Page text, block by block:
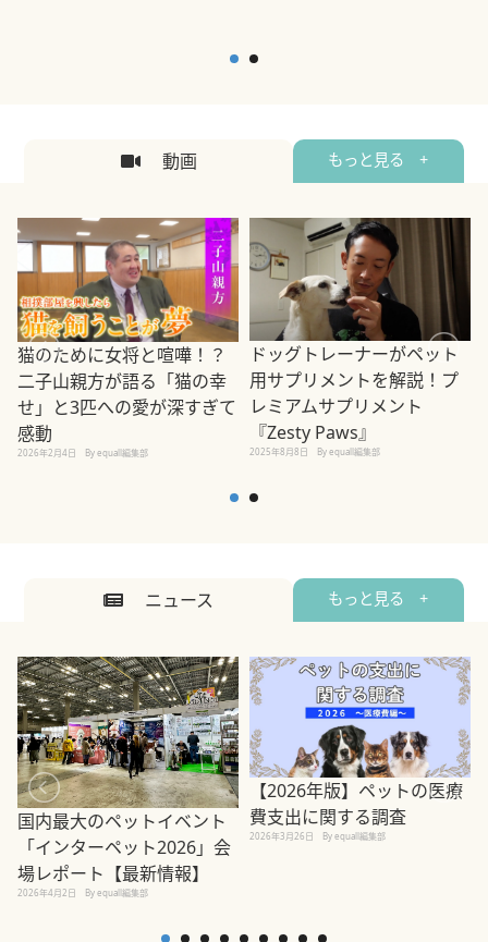
動画 もっと見る +
猫のために女将と喧嘩！？
二子山親方が語る「猫の幸
せ」と3匹への愛が深すぎて
感動
2026年2月4日 By equall編集部
ドッグトレーナーがペット
用サプリメントを解説！プ
レミアムサプリメント
『Zesty Paws』
2025年8月8日 By equall編集部
ニュース もっと見る +
国内最大のペットイベント
「インターペット2026」会
場レポート【最新情報】
2026年4月2日 By equall編集部
【2026年版】ペットの医療
費支出に関する調査
2026年3月26日 By equall編集部